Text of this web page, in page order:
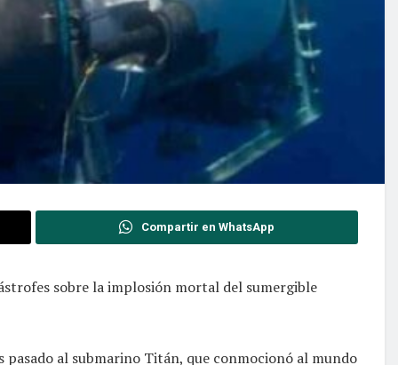
Compartir en WhatsApp
sobre la implosión mortal del sumergible
al submarino Titán, que conmocionó al mundo